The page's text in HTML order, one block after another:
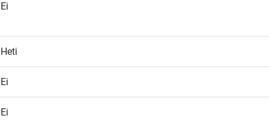
Ei
Heti
Ei
Ei